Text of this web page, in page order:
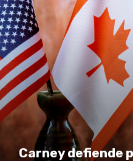
Carney defiende